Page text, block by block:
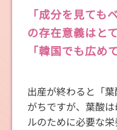
「成分を見ても
の存在意義はと
「韓国でも広め
出産が終わると「
がちですが、葉酸
ルのために必要な栄